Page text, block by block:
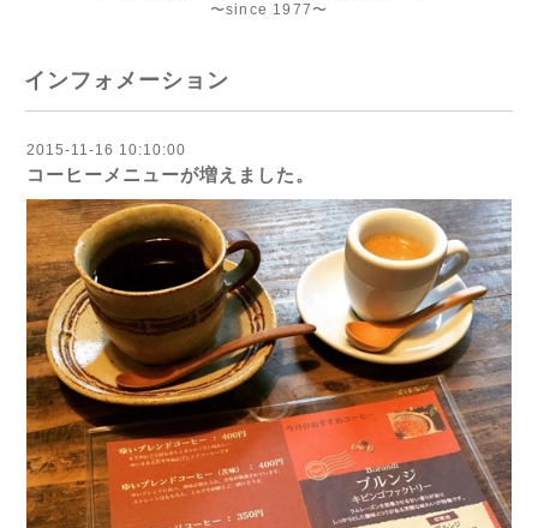
〜since 1977〜
インフォメーション
2015-11-16 10:10:00
コーヒーメニューが増えました。